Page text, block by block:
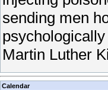
sending men
Martin Luther
Calendar